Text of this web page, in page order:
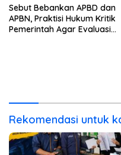
Lampung
Sebut Bebankan APBD dan
APBN, Praktisi Hukum Kritik
Pemerintah Agar Evaluasi
Rekomendasi untuk